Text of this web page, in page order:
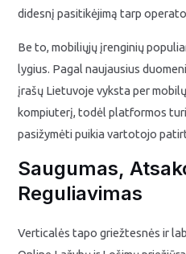
didesnį pasitikėjimą tarp
Be to, mobiliųjų įrenginių
lygius. Pagal naujausius
įrašų Lietuvoje vyksta per
kompiuterį, todėl platformos
pasižymėti puikia vartotojo
Saugumas,
Reguliavimas
Verticalės tapo griežtesnės ir